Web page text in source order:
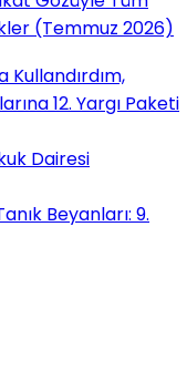
(Temmuz 2026)
Kullandırdım,
12. Yargı Paketi
Dairesi
Beyanları: 9.